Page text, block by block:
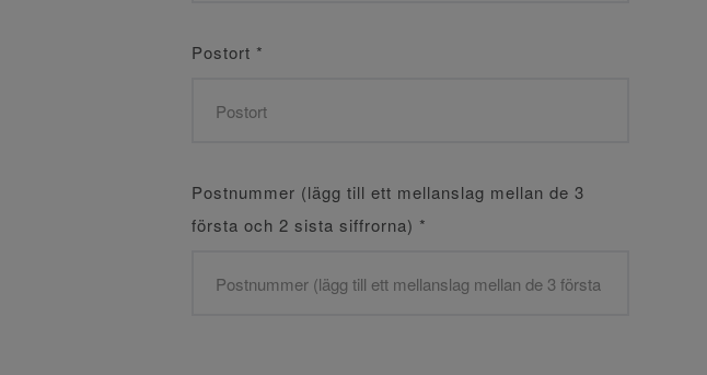
Postort *
Postnummer (lägg till ett mellanslag mellan de 3
första och 2 sista siffrorna) *